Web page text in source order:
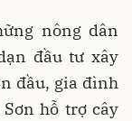
nông dân
đầu tư xây
đầu, gia đình
hỗ trợ cây